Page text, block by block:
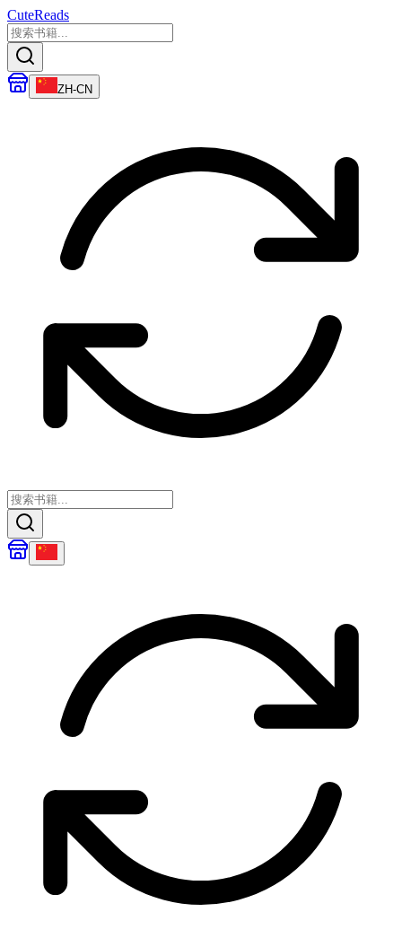
CuteReads
ZH-CN